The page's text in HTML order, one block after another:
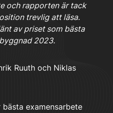
och rapporten är tack
trevlig att läsa.
av priset som bästa
2023.
Ruuth och Niklas